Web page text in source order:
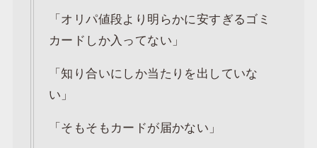
「オリパ値段より明らかに安すぎるゴミ
カードしか入ってない」
「知り合いにしか当たりを出していな
い」
「そもそもカードが届かない」